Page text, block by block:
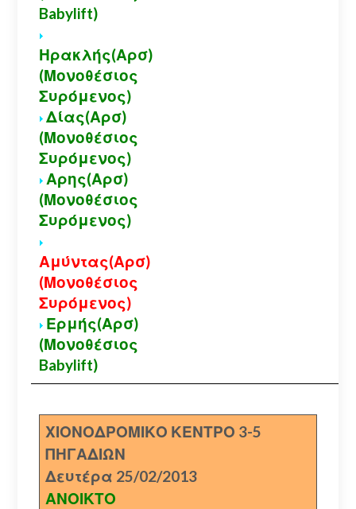
Babylift)
Ηρακλής(Αρσ)
(Μονοθέσιος
Συρόμενος)
Δίας(Αρσ)
(Μονοθέσιος
Συρόμενος)
Αρης(Αρσ)
(Μονοθέσιος
Συρόμενος)
Αμύντας(Αρσ)
(Μονοθέσιος
Συρόμενος)
Ερμής(Αρσ)
(Μονοθέσιος
Babylift)
ΧΙΟΝΟΔΡΟΜΙΚΟ ΚΕΝΤΡΟ 3-5
ΠΗΓΑΔΙΩΝ
Δευτέρα 25/02/2013
ΑΝΟΙΚΤΟ